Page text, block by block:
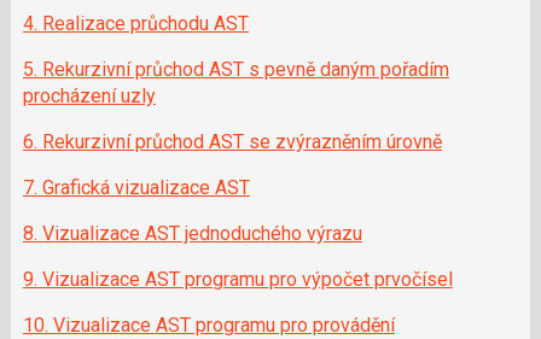
4. Realizace průchodu AST
5. Rekurzivní průchod AST s pevně daným pořadím
procházení uzly
6. Rekurzivní průchod AST se zvýrazněním úrovně
7. Grafická vizualizace AST
8. Vizualizace AST jednoduchého výrazu
9. Vizualizace AST programu pro výpočet prvočísel
10. Vizualizace AST programu pro provádění